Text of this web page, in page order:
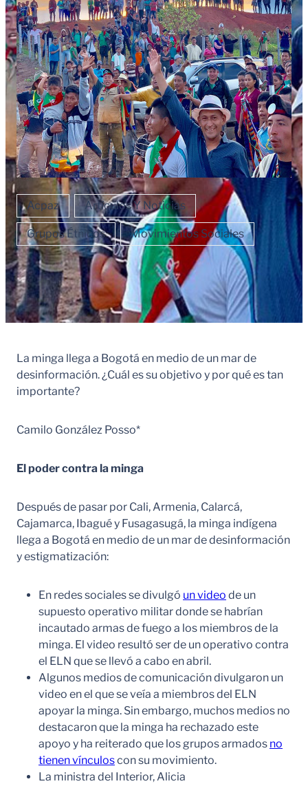
Acpaz Artículos Y Noticias
Grupos Étnicos Movimientos Sociales
La minga llega a Bogotá en medio de un mar de
desinformación. ¿Cuál es su objetivo y por qué es tan
importante?
Camilo González Posso*
El poder contra la minga
Después de pasar por Cali, Armenia, Calarcá,
Cajamarca, Ibagué y Fusagasugá, la minga indígena
llega a Bogotá en medio de un mar de desinformación
y estigmatización:
En redes sociales se divulgó un video de un
supuesto operativo militar donde se habrían
incautado armas de fuego a los miembros de la
minga. El video resultó ser de un operativo contra
el ELN que se llevó a cabo en abril.
Algunos medios de comunicación divulgaron un
video en el que se veía a miembros del ELN
apoyar la minga. Sin embargo, muchos medios no
destacaron que la minga ha rechazado este
apoyo y ha reiterado que los grupos armados no
tienen vínculoscon su movimiento.
La ministra del Interior, Alicia